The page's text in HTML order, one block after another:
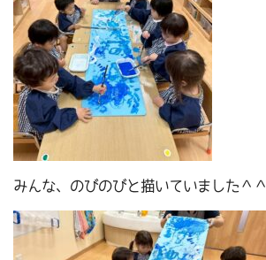
みんな、のびのびと描いていました＾＾